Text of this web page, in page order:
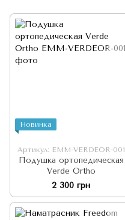
Новинка
Артикул: EMM-VERDEOR-001
Подушка ортопедическая
Verde Ortho
2 300 грн